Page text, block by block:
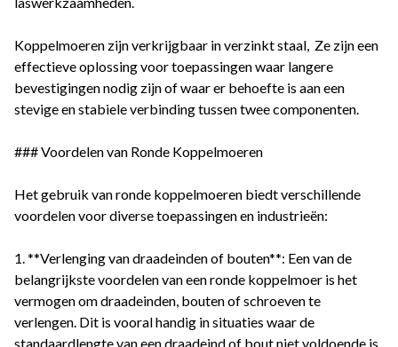
Koppelmoeren zijn verkrijgbaar in verzinkt staal, Ze zijn een
effectieve oplossing voor toepassingen waar langere
bevestigingen nodig zijn of waar er behoefte is aan een
stevige en stabiele verbinding tussen twee componenten.
### Voordelen van Ronde Koppelmoeren
Het gebruik van ronde koppelmoeren biedt verschillende
voordelen voor diverse toepassingen en industrieën:
1. **Verlenging van draadeinden of bouten**: Een van de
belangrijkste voordelen van een ronde koppelmoer is het
vermogen om draadeinden, bouten of schroeven te
verlengen. Dit is vooral handig in situaties waar de
standaardlengte van een draadeind of bout niet voldoende is